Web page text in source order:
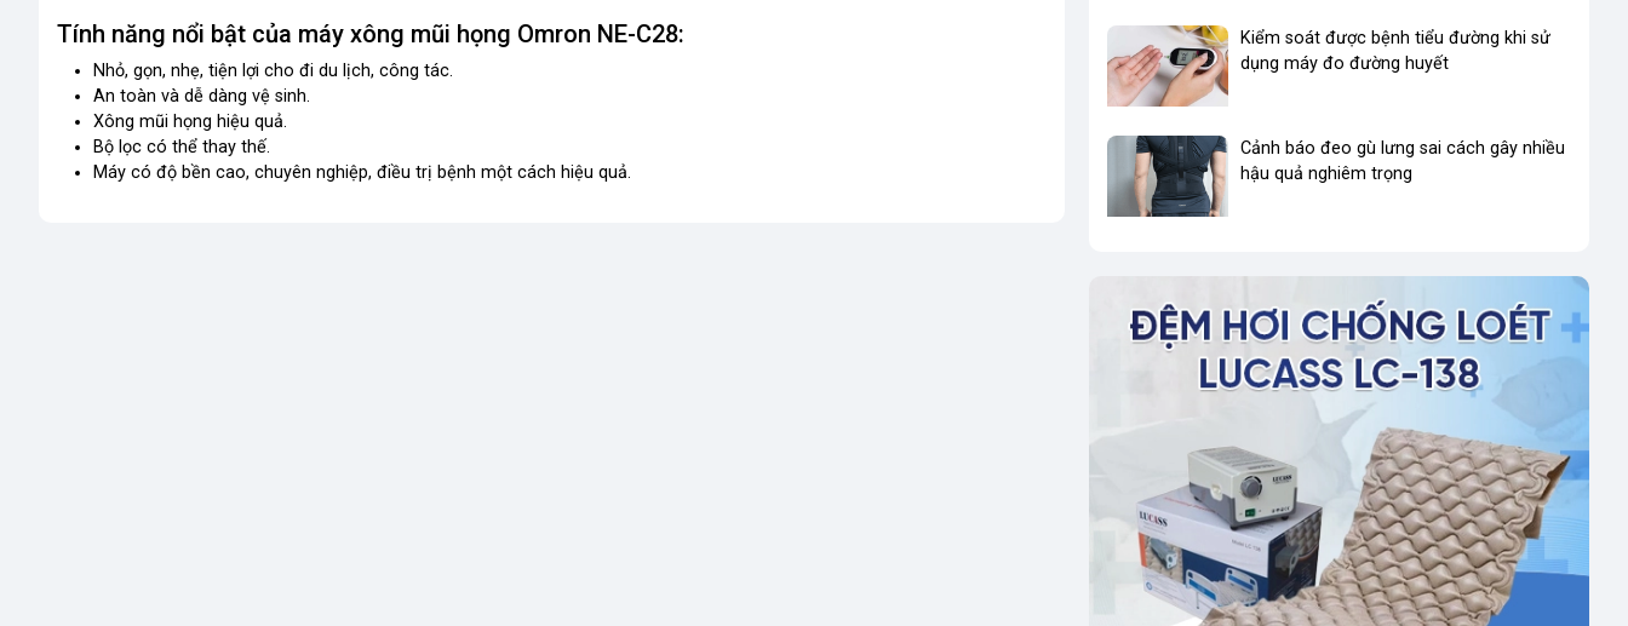
Tính năng nổi bật của máy xông mũi họng Omron NE-C28:
Nhỏ, gọn, nhẹ, tiện lợi cho đi du lịch, công tác.
An toàn và dễ dàng vệ sinh.
Xông mũi họng hiệu quả.
Bộ lọc có thể thay thế.
Máy có độ bền cao, chuyên nghiệp, điều trị bệnh một cách hiệu quả.
Kiểm soát được bệnh tiểu đường khi sử
dụng máy đo đường huyết
Cảnh báo đeo gù lưng sai cách gây nhiều
hậu quả nghiêm trọng